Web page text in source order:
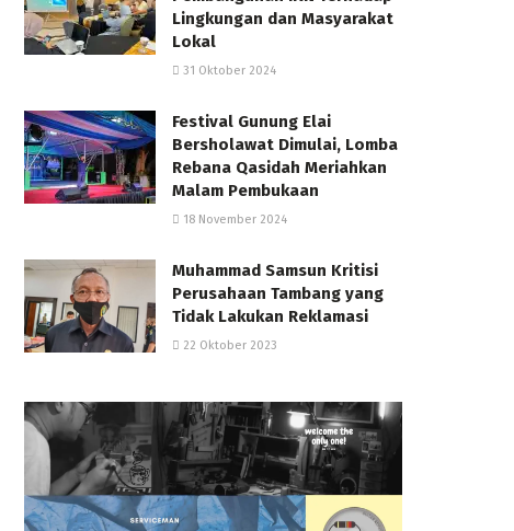
Lingkungan dan Masyarakat
Lokal
31 Oktober 2024
Festival Gunung Elai
Bersholawat Dimulai, Lomba
Rebana Qasidah Meriahkan
Malam Pembukaan
18 November 2024
Muhammad Samsun Kritisi
Perusahaan Tambang yang
Tidak Lakukan Reklamasi
22 Oktober 2023